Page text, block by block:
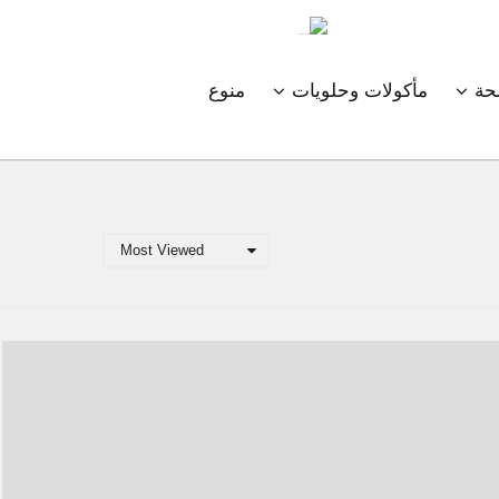
مأكولات وحلويات منوع
Most Viewed